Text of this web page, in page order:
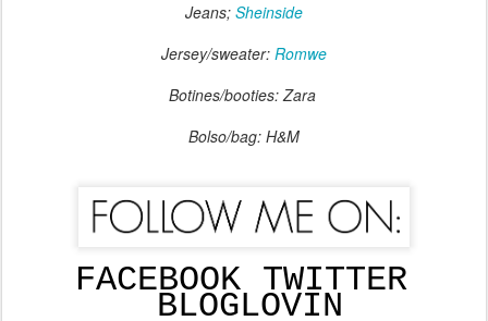
Jeans; Sheinside
Jersey/sweater: Romwe
Botines/booties: Zara
Bolso/bag: H&M
FACEBOOK TWITTER
BLOGLOVIN